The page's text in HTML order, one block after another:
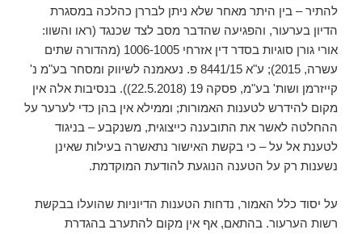
להתיר – בין היתר מאחר שלא ניתן לבררן כהלכה במסגרת
הדיון בערעור, והפגיעה שהדבר מסב לצד שכנגד (ראו והשוו:
אורי גורן סוגיות בסדר דין אזרחי 1006-1005 (מהדורה שתים
עשרה, 2015); ע"א 8441/15 פ. נעאמנה לשיווק ומסחר בע"מ נ'
קייזרמן ושות' בע"מ, פסקה 19 (22.5.2018)). בנסיבות אלה אין
מקום להידרש לטענות האמורות; וממילא אין בהן כדי לערער על
ההחלטה לאשר את התובענה כייצוגית, משנקבע – בניגוד
לטענת אל על – כי בקשת האישור נתאשרה בעילות שאינן
נשענות רק על הטענה הנוגעת להודעת המוקדמת.
על יסוד כלל האמור, נדחות הטענות הדיוניות שהועלו בבקשת
רשות הערעור. בהתאם, אף אין מקום להתערב בהגדרת